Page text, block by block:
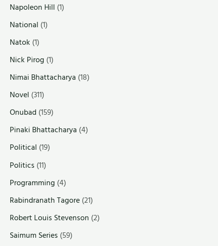
Napoleon Hill (1)
National (1)
Natok (1)
Nick Pirog (1)
Nimai Bhattacharya (18)
Novel (311)
Onubad (159)
Pinaki Bhattacharya (4)
Political (19)
Politics (11)
Programming (4)
Rabindranath Tagore(21)
Robert Louis Stevenson (2)
Saimum Series (59)